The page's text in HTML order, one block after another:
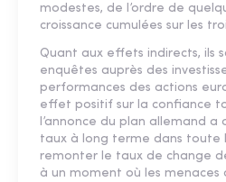
modestes, de l’ordre de
croissance cumulées sur les
Quant aux effets indirects, ils
enquêtes auprès des
performances des actions
effet positif sur la confiance
l’annonce du plan allemand a
taux à long terme dans toute
remonter le taux de change
à un moment où les menaces